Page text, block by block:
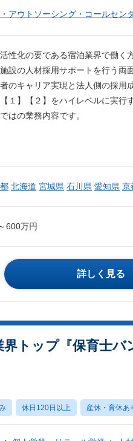
アウトソーシング・コールセン
性化の要である宿泊業界で働く
設の人材採用サポートを行う両
のキャリア実現と法人側の採用
１】【２】をハイレベルに実行
はの業務内容です。
北海道 宮城県 石川県 愛知県 京
600万円
詳しく見る
トップ『保育士
休日120日以上 産休・育休あ